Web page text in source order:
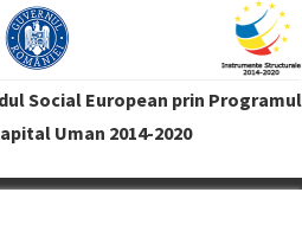
Social European prin Programul
Uman 2014-2020